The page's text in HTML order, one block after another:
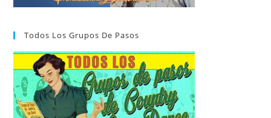
Todos Los Grupos De Pasos